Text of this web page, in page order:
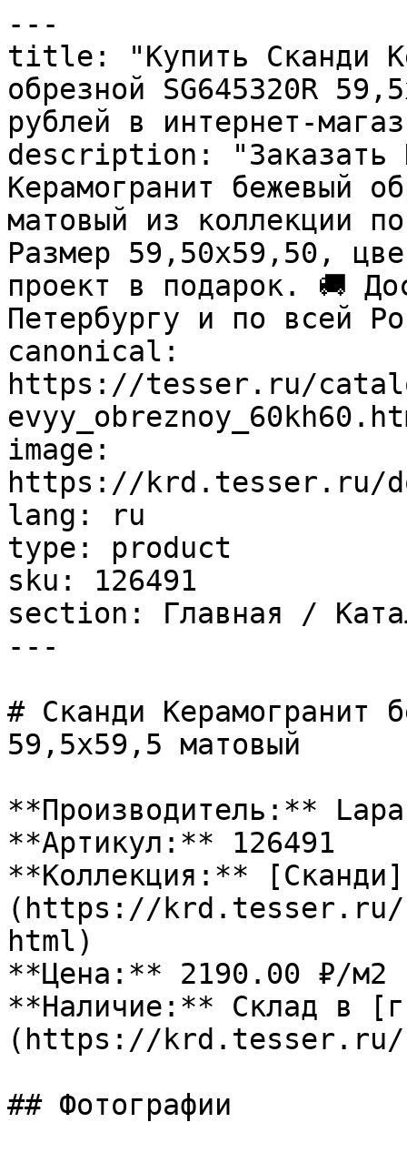
---
title: "Купить Сканди
обрезной SG645320R
рублей в интернет-
description: "Заказать
Керамогранит бежевый
матовый из коллекции
Размер 59,50x59,50,
проект в подарок. 🚚
Петербургу и по всей
canonical:
https://tesser.ru/
image:
https://krd.tesser.ru/
lang: ru
type: product
sku: 126491
section: Главная /
---
# Сканди Керамогранит
59,5х59,5 матовый
**Производитель:**
**Артикул:** 126491
**Коллекция:** [Сканди]
(https://krd.tesser.ru/
html)
**Цена:** 2190.00 ₽/м2
**Наличие:** Склад в
(https://krd.tesser.ru/
## Фотографии